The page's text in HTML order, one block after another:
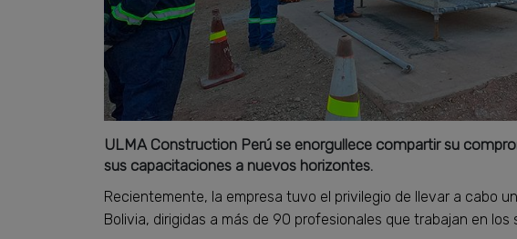
ULMA Construction Perú se enorgullece compartir su
sus capacitaciones a nuevos horizontes.
Recientemente, la empresa tuvo el privilegio de llevar a cabo
Bolivia, dirigidas a más de 90 profesionales que trabajan en los